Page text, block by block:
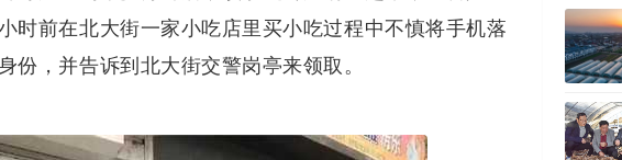
时前在北大街一家小吃店里买小吃过程中不慎将手机落
份，并告诉到北大街交警岗亭来领取。